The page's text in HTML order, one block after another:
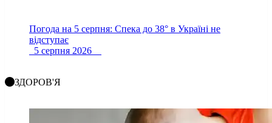
Погода на 5 серпня: Спека до 38° в Україні не
відступає
5 серпня 2026
ЗДОРОВ'Я